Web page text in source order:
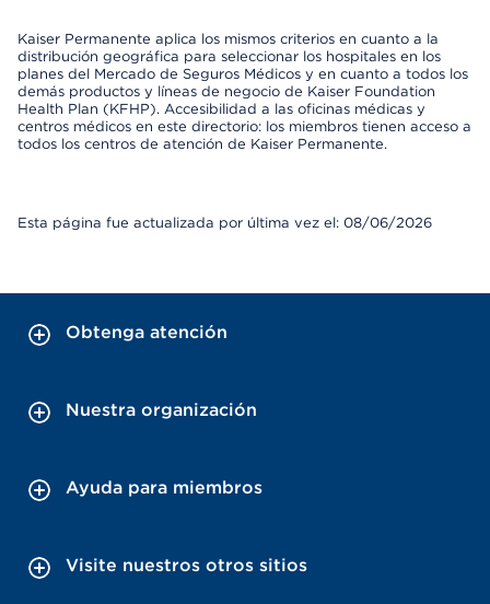
Kaiser Permanente aplica los mismos criterios en cuanto a la
distribución geográfica para seleccionar los hospitales en los
planes del Mercado de Seguros Médicos y en cuanto a todos los
demás productos y líneas de negocio de Kaiser Foundation
Health Plan (KFHP). Accesibilidad a las oficinas médicas y
centros médicos en este directorio: los miembros tienen acceso a
todos los centros de atención de Kaiser Permanente.
Esta página fue actualizada por última vez el: 08/06/2026
Obtenga atención
Nuestra organización
Ayuda para miembros
Visite nuestros otros sitios